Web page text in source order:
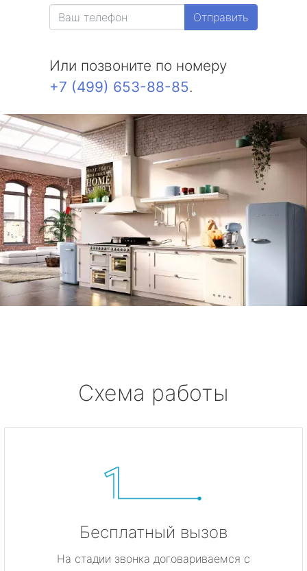
метро Белорусская
метро Красносельская
метро Беляево
метро Бибирево
метро Водный стадион
метро Курская
метро Комсомольская
метро Жулебино
метро Кропоткинская
Отправить
Или позвоните по номеру
+7 (499) 653-88-85.
Схема работы
Бесплатный вызов
На стадии звонка договариваемся с